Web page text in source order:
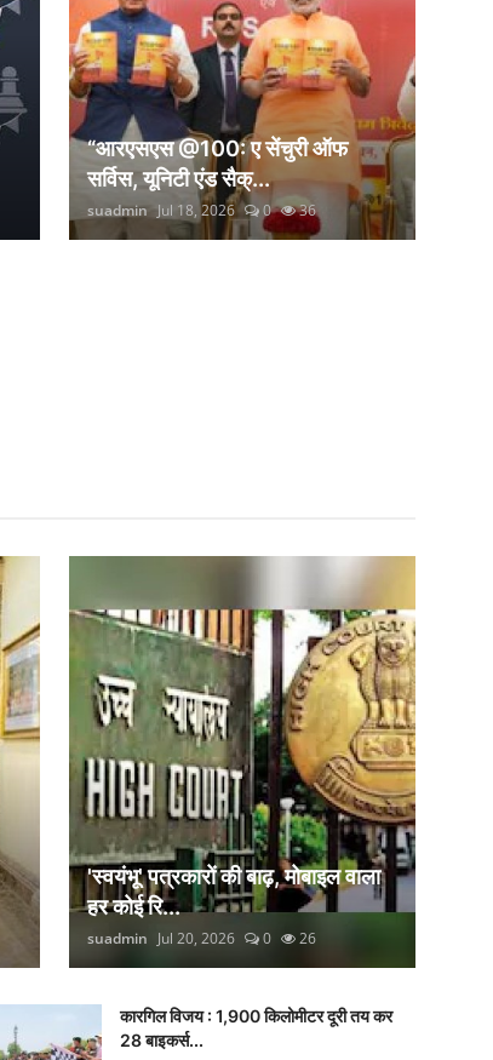
“आरएसएस @100: ए सेंचुरी ऑफ
सर्विस, यूनिटी एंड सैक्...
suadmin Jul 18, 2026 0 36
'स्वयंभू' पत्रकारों की बाढ़, मोबाइल वाला
हर कोई रि...
suadmin Jul 20, 2026 0 26
कारगिल विजय : 1,900 किलोमीटर दूरी तय कर
28 बाइकर्स...